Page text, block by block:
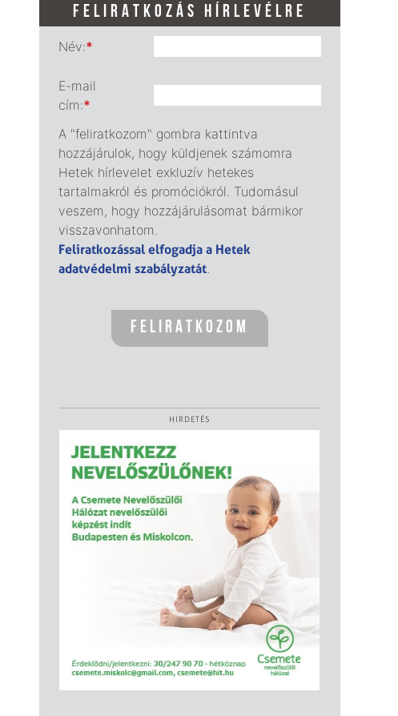
FELIRATKOZÁS HÍRLEVÉLRE
Név:*
E-mail
cím:*
A "feliratkozom" gombra kattintva
hozzájárulok, hogy küldjenek számomra
Hetek hírlevelet exkluzív hetekes
tartalmakról és promóciókról. Tudomásul
veszem, hogy hozzájárulásomat bármikor
visszavonhatom.
Feliratkozással elfogadja a Hetek
adatvédelmi szabályzatát.
HIRDETÉS